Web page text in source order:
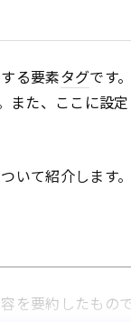
る要素タグです
また、ここに設
て紹介します。
を要約したもの